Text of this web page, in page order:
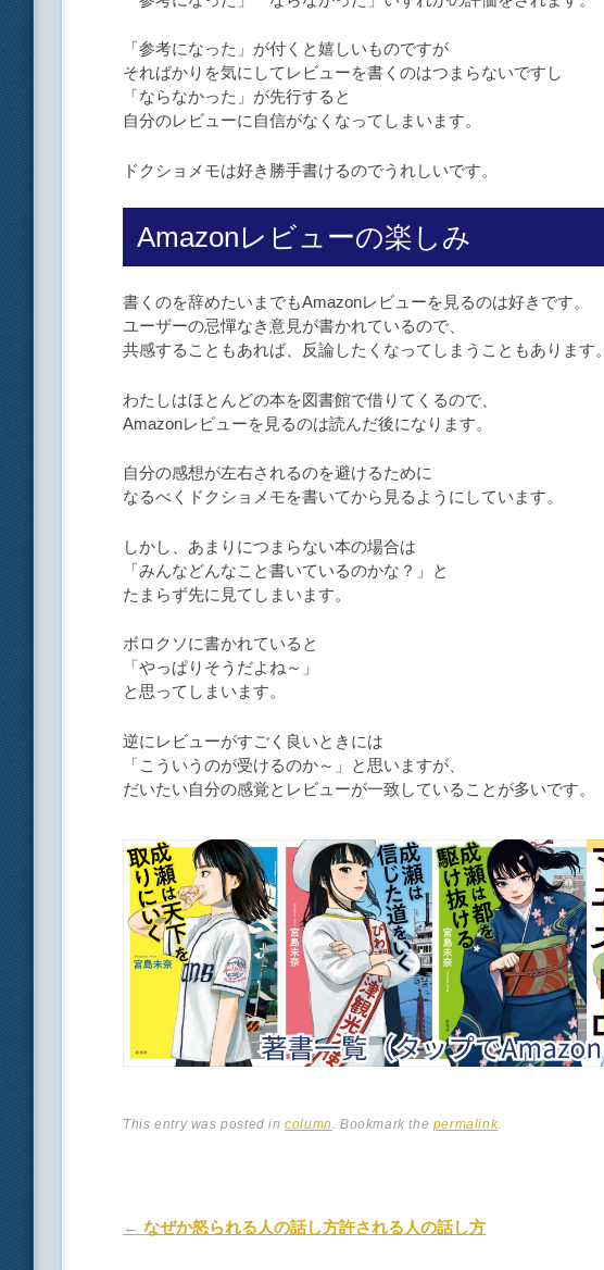
「参考になった」が付くと嬉しいものですが
そればかりを気にしてレビューを書くのはつまらないですし
「ならなかった」が先行すると
自分のレビューに自信がなくなってしまいます。
ドクショメモは好き勝手書けるのでうれしいです。
Amazonレビューの楽しみ
書くのを辞めたいまでもAmazonレビューを見るのは好きです。
ユーザーの忌憚なき意見が書かれているので、
共感することもあれば、反論したくなってしまうこともあります。
わたしはほとんどの本を図書館で借りてくるので、
Amazonレビューを見るのは読んだ後になります。
自分の感想が左右されるのを避けるために
なるべくドクショメモを書いてから見るようにしています。
しかし、あまりにつまらない本の場合は
「みんなどんなこと書いているのかな？」と
たまらず先に見てしまいます。
ボロクソに書かれていると
「やっぱりそうだよね～」
と思ってしまいます。
逆にレビューがすごく良いときには
「こういうのが受けるのか～」と思いますが、
だいたい自分の感覚とレビューが一致していることが多いです。
This entry was posted incolumn. Bookmark the permalink.
Post navigation
← なぜか怒られる人の話し方許される人の話し方